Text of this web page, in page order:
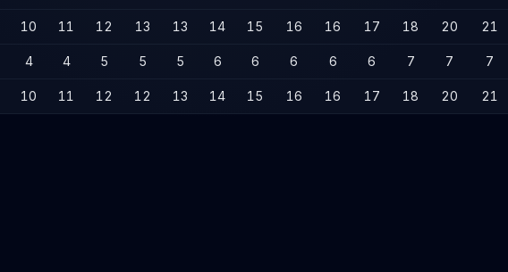
10 11 12 13 13 14 15 16 16 17 18 20 21
4 4 5 5 5 6 6 6 6 6 7 7 7
10 11 12 12 13 14 15 16 16 17 18 20 21